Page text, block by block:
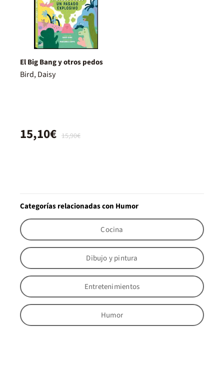
El Big Bang y otros pedos
Bird, Daisy
15,90€
15,10€
Categorías relacionadas con Humor
Cocina
Dibujo y pintura
Entretenimientos
Humor